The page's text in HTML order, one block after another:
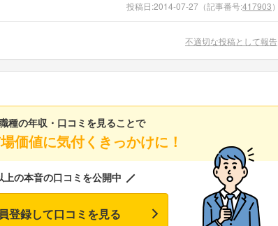
フォローしました
こちらの企業もフォローしませんか？
投稿日:2014-07-27 （記事番号:417903）
不適切な投稿として報告
種の年収・口コミを見ることで
価値に気付くきっかけに！
上の本音の口コミを公開中
登録して口コミを見る